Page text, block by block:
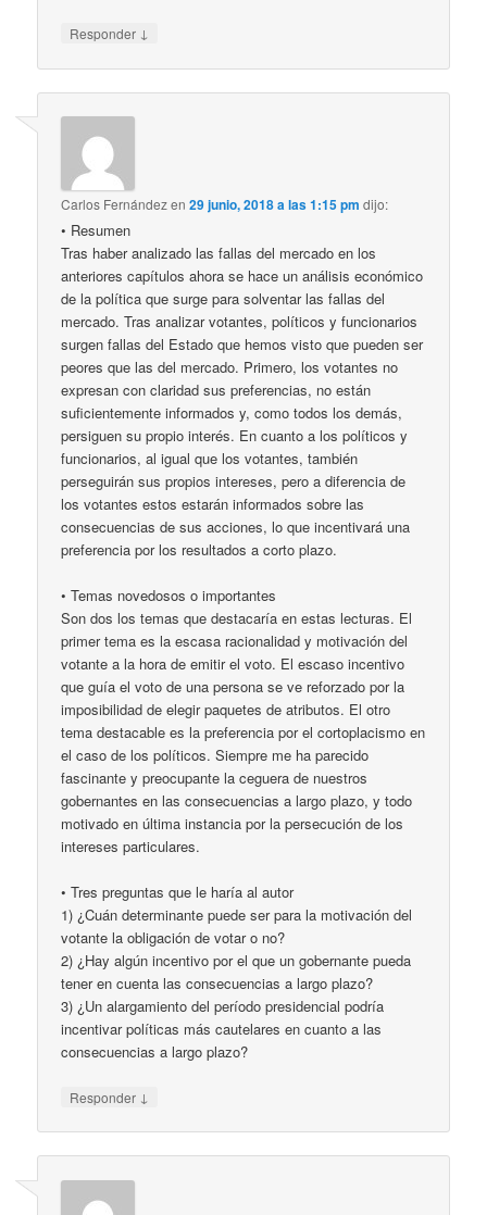
Responder ↓
Carlos Fernándezen29 junio, 2018 a las 1:15 pm dijo:
• Resumen
Tras haber analizado las fallas del mercado en los
anteriores capítulos ahora se hace un análisis económico
de la política que surge para solventar las fallas del
mercado. Tras analizar votantes, políticos y funcionarios
surgen fallas del Estado que hemos visto que pueden ser
peores que las del mercado. Primero, los votantes no
expresan con claridad sus preferencias, no están
suficientemente informados y, como todos los demás,
persiguen su propio interés. En cuanto a los políticos y
funcionarios, al igual que los votantes, también
perseguirán sus propios intereses, pero a diferencia de
los votantes estos estarán informados sobre las
consecuencias de sus acciones, lo que incentivará una
preferencia por los resultados a corto plazo.
• Temas novedosos o importantes
Son dos los temas que destacaría en estas lecturas. El
primer tema es la escasa racionalidad y motivación del
votante a la hora de emitir el voto. El escaso incentivo
que guía el voto de una persona se ve reforzado por la
imposibilidad de elegir paquetes de atributos. El otro
tema destacable es la preferencia por el cortoplacismo en
el caso de los políticos. Siempre me ha parecido
fascinante y preocupante la ceguera de nuestros
gobernantes en las consecuencias a largo plazo, y todo
motivado en última instancia por la persecución de los
intereses particulares.
• Tres preguntas que le haría al autor
1) ¿Cuán determinante puede ser para la motivación del
votante la obligación de votar o no?
2) ¿Hay algún incentivo por el que un gobernante pueda
tener en cuenta las consecuencias a largo plazo?
3) ¿Un alargamiento del período presidencial podría
incentivar políticas más cautelares en cuanto a las
consecuencias a largo plazo?
Responder ↓